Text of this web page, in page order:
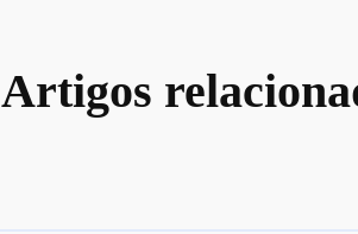
Artigos